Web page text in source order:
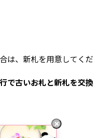
は、新札を用意してくだ
で古いお札と新札を交換